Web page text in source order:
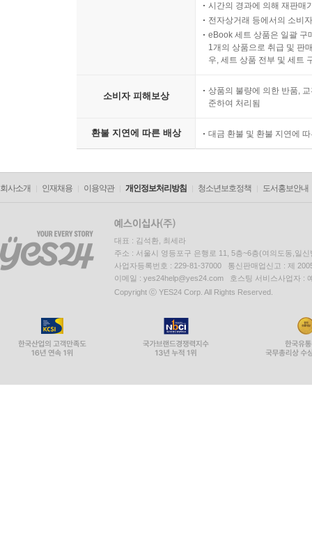
시간의 경과에 의해 재판매
전자상거래 등에서의 소비
eBook 세트 상품은 일괄 구
1개의 상품으로 취급 및 판
우, 세트 상품 전부 및 세트
소비자 피해보상
상품의 불량에 의한 반품,
준하여 처리됨
환불 지연에 따른 배상 대금 환불 및 환불 지연에
회사소개 인재채용 이용약관 개인정보처리방침 청소년보호정책 도서홍보안내
대표 : 김석환, 최세라
주소 : 서울시 영등포구 은행로 11, 5층~6층(여의도동,일신
사업자등록번호 : 229-81-37000 통신판매업신고 : 제
이메일 : yes24help@yes24.com 호스팅 서비스사업자 :
Copyright ⓒ YES24 Corp. All Rights Reserved.